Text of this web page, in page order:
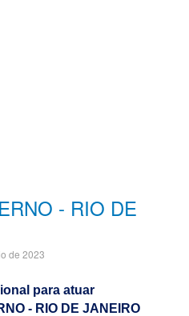
- RIO DE
de 2023
para atuar
- RIO DE JANEIRO